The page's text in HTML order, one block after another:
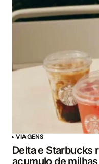
VIAGENS
Delta e Starbucks
acumulo de milhas